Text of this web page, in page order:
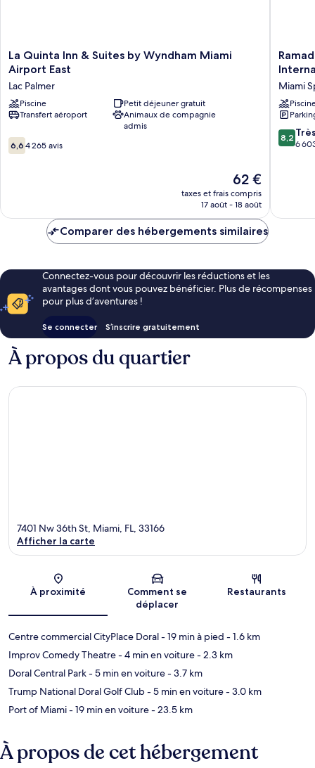
La
Quinta
&
Suites
by
Miami
Airport
La Quinta Inn & Suites by Wyndham Miami
Airport East
Lac Palmer
Piscine
Petit déjeuner gratuit
Transfert aéroport
Animaux de compagnie
admis
6.6
sur
6,6 4 265 avis
Le
nouveau
prix
de
62 €
taxes et frais compris
17 août - 18 août
Ramada
by
Miami
Airport
Miami
Miami
8.2
sur
8,2
6
Comparer des hébergements similaires
Connectez-vous pour découvrir les réductions et les
avantages dont vous pouvez bénéficier. Plus de récompenses
pour plus d’aventures !
Se connecter S’inscrire gratuitement
À propos du quartier
Carte
7401 Nw 36th St, Miami, FL, 33166
Afficher la carte
À proximité
Comment se
déplacer
Restaurants
Centre commercial CityPlace Doral- 19 min à pied - 1.6 km
Improv Comedy Theatre- 4 min en voiture- 2.3 km
Doral Central Park- 5 min en voiture- 3.7 km
Trump National Doral Golf Club- 5 min en voiture- 3.0 km
Port of Miami- 19 min en voiture- 23.5 km
À propos de cet hébergement